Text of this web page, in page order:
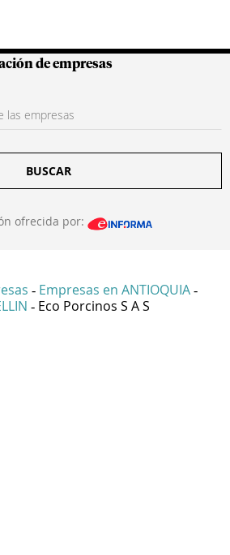
Colombianas
de empresas
BUSCAR
ofrecida por:
- Empresas en ANTIOQUIA -
- Eco Porcinos S A S